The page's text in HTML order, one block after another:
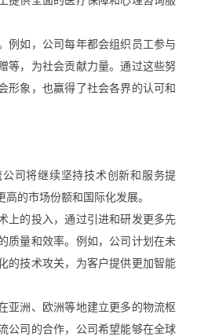
例如，公司每年都会组织员工参与
等，为社会贡献力量。通过这些努
形象，也赢得了社会各界的认可和
司将继续坚持技术创新和服务提
的市场份额和国际化发展。
上的投入，通过引进和研发更多先
质量和效率。例如，公司计划在未
的技术攻关，为客户提供更加智能
亚洲、欧洲等地建立更多的物流枢
公司的合作，公司希望能够在全球